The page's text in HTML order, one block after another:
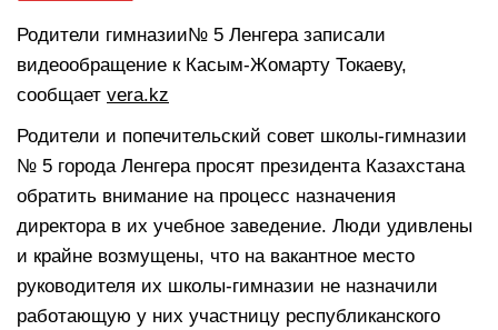
Родители гимназии№ 5 Ленгера записали
видеообращение к Касым-Жомарту Токаеву,
сообщает vera.kz
Родители и попечительский совет школы-гимназии
№ 5 города Ленгера просят президента Казахстана
обратить внимание на процесс назначения
директора в их учебное заведение. Люди удивлены
и крайне возмущены, что на вакантное место
руководителя их школы-гимназии не назначили
работающую у них участницу республиканского